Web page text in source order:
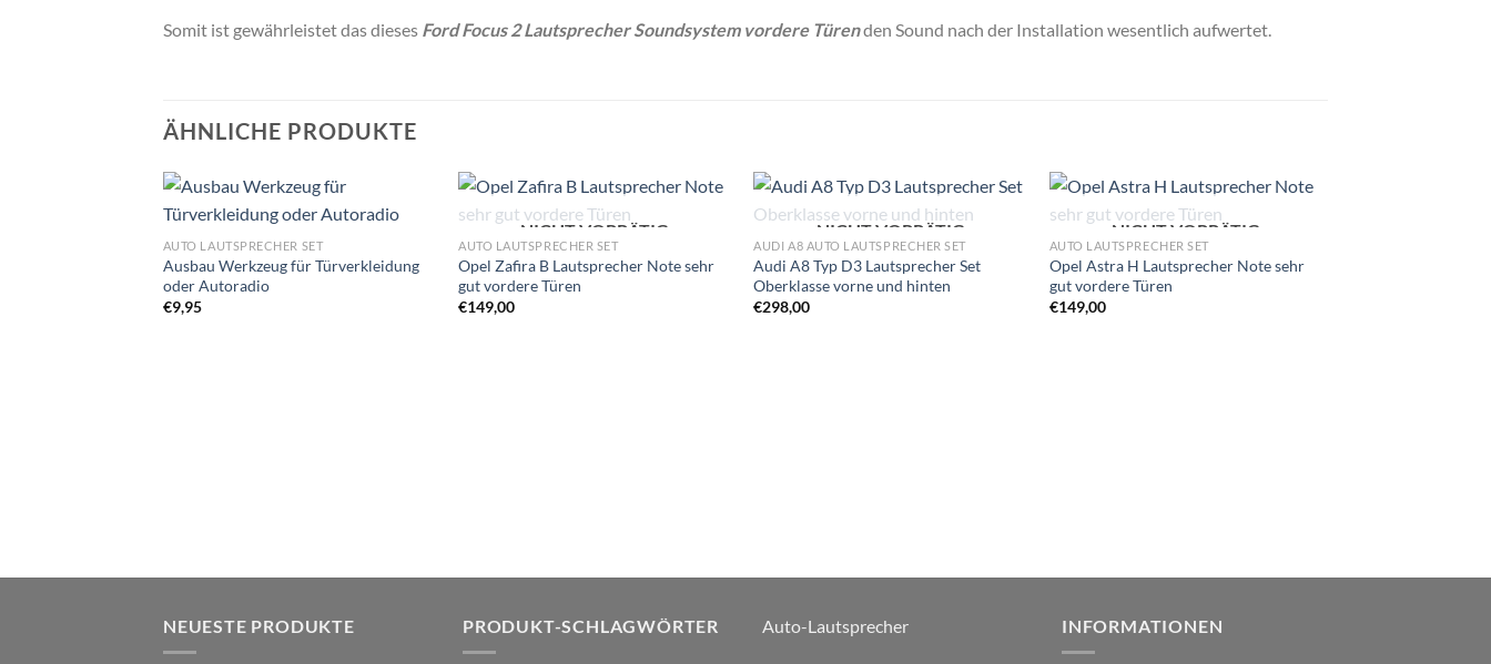
Somit ist gewährleistet das dieses Ford Focus 2 Lautsprecher Soundsystem vordere Türenden Sound nach der Installation wesentlich aufwertet.
ÄHNLICHE PRODUKTE
hinzufügen
AUTO LAUTSPRECHER SET
Ausbau Werkzeug für Türverkleidung
oder Autoradio
€9,95
hinzufügen
NICHT VORRÄTIG
AUTO LAUTSPRECHER SET
Opel Zafira B Lautsprecher Note sehr
gut vordere Türen
€149,00
Wunschliste
hinzufügen
NICHT VORRÄTIG
AUDI A8 AUTO LAUTSPRECHER SET
Audi A8 Typ D3 Lautsprecher Set
Oberklasse vorne und hinten
€298,00
hinzufügen
NICHT VORRÄTIG
AUTO LAUTSPRECHER SET
Opel Astra H Lautsprecher Note sehr
gut vordere Türen
€149,00
NEUESTE PRODUKTE PRODUKT-SCHLAGWÖRTER Auto-Lautsprecher INFORMATIONEN